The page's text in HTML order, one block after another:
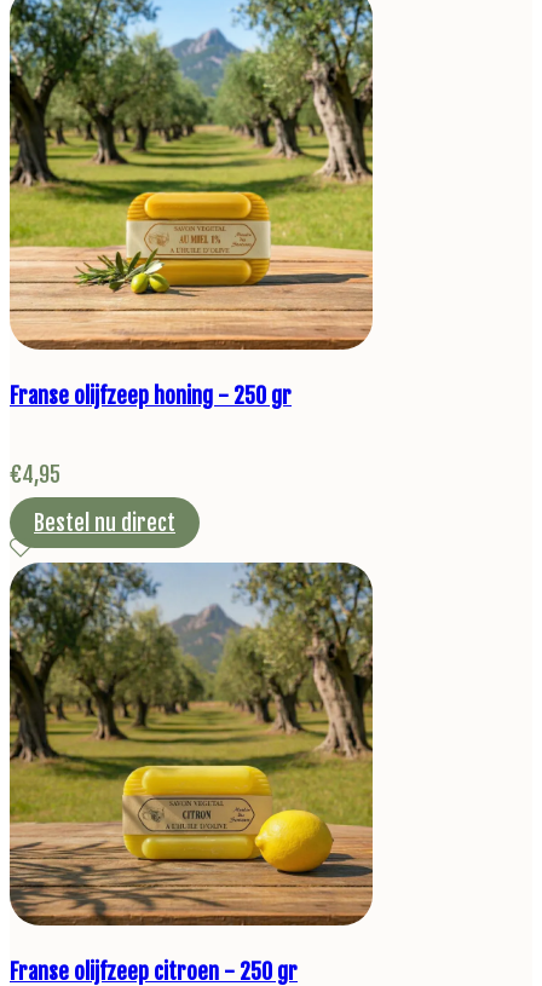
Franse olijfzeep honing - 250 gr
€4,95
Bestel nu direct
Franse olijfzeep citroen - 250 gr